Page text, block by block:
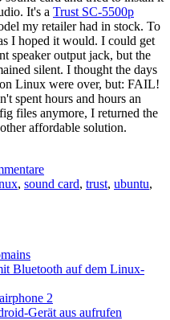
It's a Trust SC-5500p
my retailer had in stock. To
I hoped it would. I could get
speaker output jack, but the
silent. I thought the days
Linux were over, but: FAIL!
spent hours and hours an
files anymore, I returned the
affordable solution.
, sound card, trust, ubuntu,
Bluetooth auf dem Linux-
2
Gerät aus aufrufen